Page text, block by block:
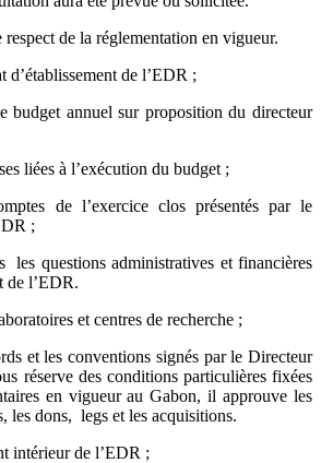
de la réglementation en vigueur.
d’établissement de l’EDR ;
budget annuel sur proposition du directeur
liées à l’exécution du budget ;
de l’exercice clos présentés par le
;
les questions administratives et financières
de l’EDR.
et centres de recherche ;
et les conventions signés par le Directeur
réserve des conditions particulières fixées
en vigueur au Gabon, il approuve les
les dons, legs et les acquisitions.
intérieur de l’EDR ;